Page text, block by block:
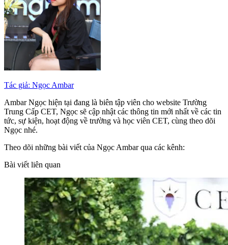
Tác giả: Ngọc Ambar
Ambar Ngọc hiện tại đang là biên tập viên cho website Trường
Trung Cấp CET, Ngọc sẽ cập nhật các thông tin mới nhất về các tin
tức, sự kiện, hoạt động về trường và học viên CET, cùng theo dõi
Ngọc nhé.
Theo dõi những bài viết của Ngọc Ambar qua các kênh:
Bài viết liên quan